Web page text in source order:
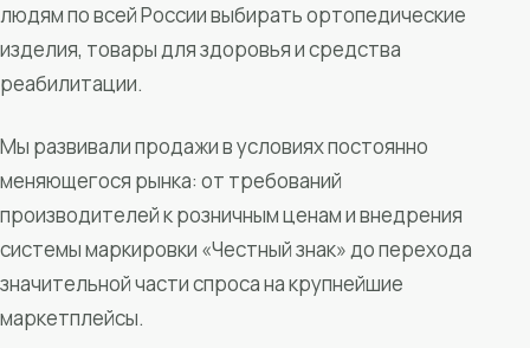
людям по всей России выбирать ортопедические
изделия, товары для здоровья и средства
реабилитации.
Мы развивали продажи в условиях постоянно
меняющегося рынка: от требований
производителей к розничным ценам и внедрения
системы маркировки «Честный знак» до перехода
значительной части спроса на крупнейшие
маркетплейсы.